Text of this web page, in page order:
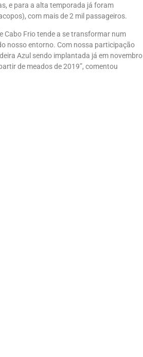
e para a alta temporada já foram
com mais de 2 mil passageiros.
Cabo Frio tende a se transformar num
nosso entorno. Com nossa participação
Azul sendo implantada já em novembro
de meados de 2019”, comentou